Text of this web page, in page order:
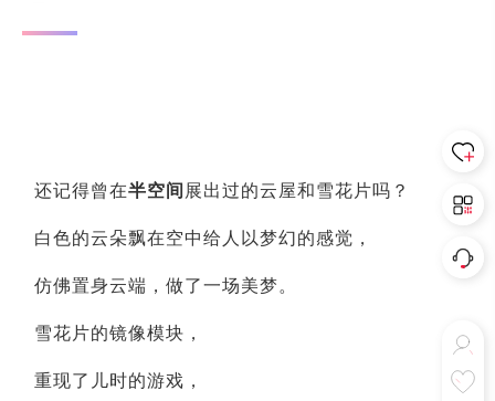
还记得曾在半空间 展出过的云屋和雪花片吗？
白色的云朵飘在空中给人以梦幻的感觉，
仿佛置身云端，做了一场美梦。
雪花片的镜像模块，
重现了儿时的游戏，